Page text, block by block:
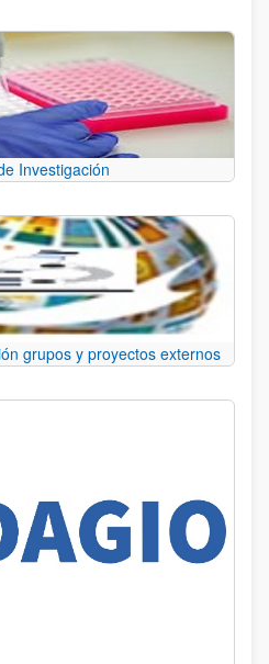
Investigación
grupos y proyectos externos